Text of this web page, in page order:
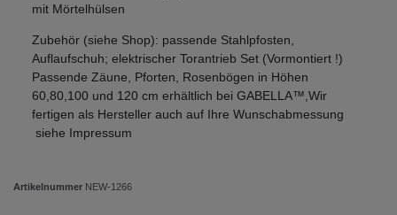
mit Mörtelhülsen
Zubehör (siehe Shop): passende Stahlpfosten,
Auflaufschuh; elektrischer Torantrieb Set (Vormontiert !)
Passende Zäune, Pforten, Rosenbögen in Höhen
60,80,100 und 120 cm erhältlich bei GABELLA™,Wir
fertigen als Hersteller auch auf Ihre Wunschabmessung
siehe Impressum
Artikelnummer NEW-1266